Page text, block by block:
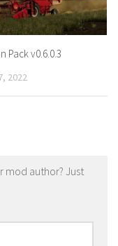
Pack v0.6.0.3
2022
mod author? Just